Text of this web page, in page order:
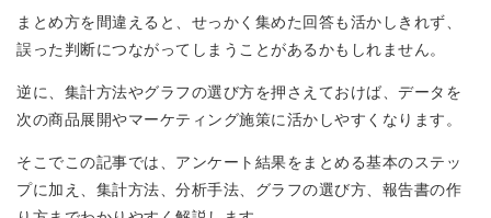
まとめ方を間違えると、せっかく集めた回答も活かしきれず、
誤った判断につながってしまうことがあるかもしれません。
逆に、集計方法やグラフの選び方を押さえておけば、データを
次の商品展開やマーケティング施策に活かしやすくなります。
そこでこの記事では、アンケート結果をまとめる基本のステッ
プに加え、集計方法、分析手法、グラフの選び方、報告書の作